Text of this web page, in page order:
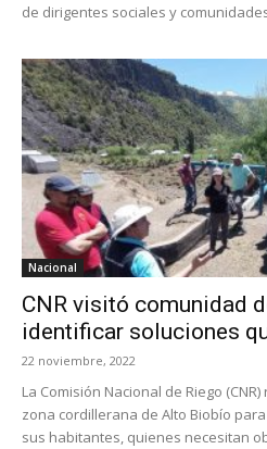
de dirigentes sociales y
Nacional
CNR visitó comunidad
identificar soluciones
22 noviembre, 2022
La Comisión Nacional de Riego
zona cordillerana de Alto Biobío
sus habitantes, quienes necesitan